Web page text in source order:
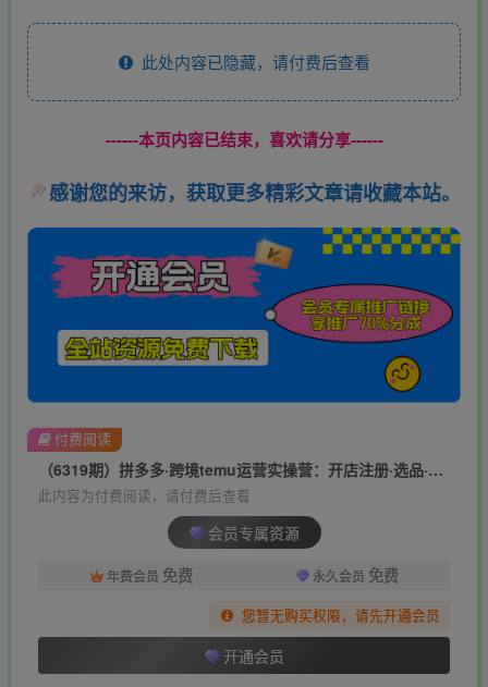
此处内容已隐藏，请付费后查看
------本页内容已结束，喜欢请分享------
感谢您的来访，获取更多精彩文章请收藏本站。
（6319期）拼多多·跨境temu运营实操营：开店注册·选品·核价上架·日出千单·实战课
此内容为付费阅读，请付费后查看
会员专属资源
年费会员 免费 永久会员 免费
您暂无购买权限，请先开通会员
开通会员
付费阅读